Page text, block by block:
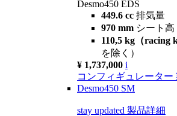
Desmo450 EDS
449.6 cc 排気量
970 mm シート高
110,5 kg（racing
を除く）
¥ 1,737,000 i
コンフィギュレーター
Desmo450 SM
stay updated 製品詳細